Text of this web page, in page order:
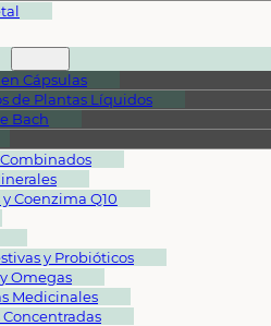
Cápsulas
de Plantas Líquidos
Bach
Coenzima Q10
y Probióticos
Omegas
Medicinales